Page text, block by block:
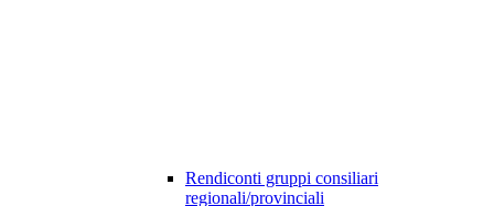
Rendiconti gruppi consiliari
regionali/provinciali